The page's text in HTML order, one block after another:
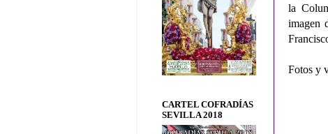
la
imagen
Fotos y
CARTEL COFRADÍAS
SEVILLA 2018